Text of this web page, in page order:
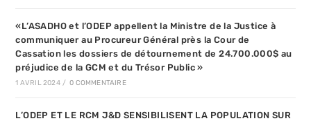
«L’ASADHO et l’ODEP appellent la Ministre de la Justice à
communiquer au Procureur Général près la Cour de
Cassation les dossiers de détournement de 24.700.000$ au
préjudice de la GCM et du Trésor Public »
1 AVRIL 2024 / 0 COMMENTAIRE
L’ODEP ET LE RCM J&D SENSIBILISENT LA POPULATION SUR